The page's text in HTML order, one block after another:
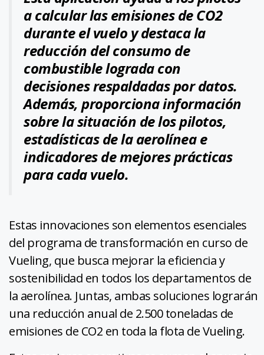
a calcular las emisiones de CO2
durante el vuelo y destaca la
reducción del consumo de
combustible lograda con
decisiones respaldadas por datos.
Además, proporciona información
sobre la situación de los pilotos,
estadísticas de la aerolínea e
indicadores de mejores prácticas
para cada vuelo.
Estas innovaciones son elementos esenciales
del programa de transformación en curso de
Vueling, que busca mejorar la eficiencia y
sostenibilidad en todos los departamentos de
la aerolínea. Juntas, ambas soluciones lograrán
una reducción anual de 2.500 toneladas de
emisiones de CO2 en toda la flota de Vueling.